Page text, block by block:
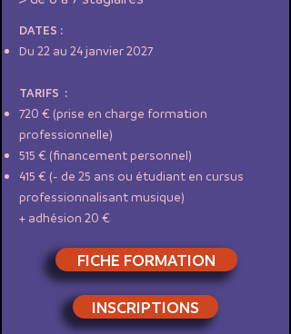
DATES :
Du 22 au 24 janvier 2027
TARIFS :
720 € (prise en charge formation
professionnelle)
515 € (financement personnel)
415 € (- de 25 ans ou étudiant en cursus
professionnalisant musique)
+ adhésion 20 €
FICHE FORMATION
INSCRIPTIONS